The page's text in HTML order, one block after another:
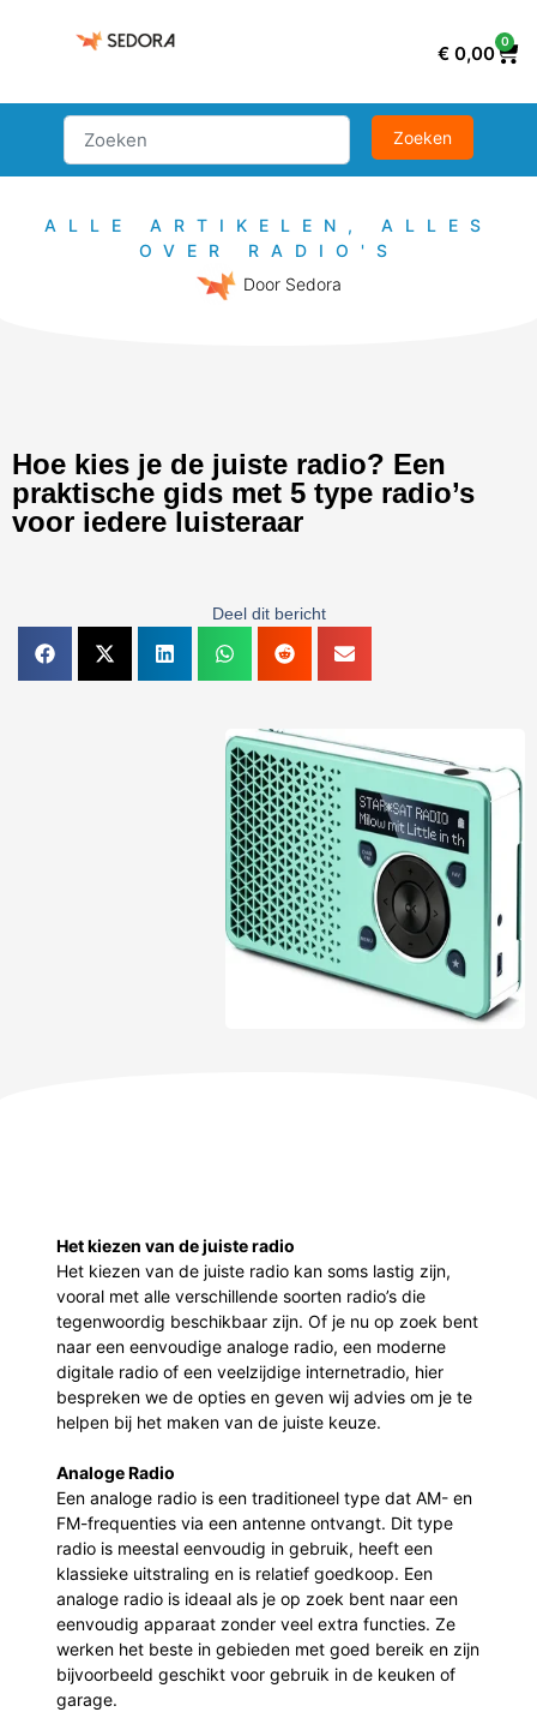
€ 0,00
0
ALLE ARTIKELEN , ALLES
OVER RADIO'S
Door Sedora
Hoe kies je de juiste radio? Een
praktische gids met 5 type radio’s
voor iedere luisteraar
Deel dit bericht
Het kiezen van de juiste radio
Het kiezen van de juiste radio kan soms lastig zijn,
vooral met alle verschillende soorten radio’s die
tegenwoordig beschikbaar zijn. Of je nu op zoek bent
naar een eenvoudige analoge radio, een moderne
digitale radio of een veelzijdige internetradio, hier
bespreken we de opties en geven wij advies om je te
helpen bij het maken van de juiste keuze.
Analoge Radio
Een analoge radio is een traditioneel type dat AM- en
FM-frequenties via een antenne ontvangt. Dit type
radio is meestal eenvoudig in gebruik, heeft een
klassieke uitstraling en is relatief goedkoop. Een
analoge radio is ideaal als je op zoek bent naar een
eenvoudig apparaat zonder veel extra functies. Ze
werken het beste in gebieden met goed bereik en zijn
bijvoorbeeld geschikt voor gebruik in de keuken of
garage.